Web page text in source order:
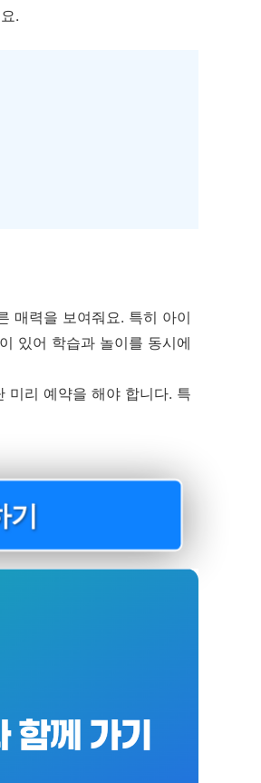
.
매력을 보여줘요. 특히 아이
있어 학습과 놀이를 동시에
미리 예약을 해야 합니다. 특
기